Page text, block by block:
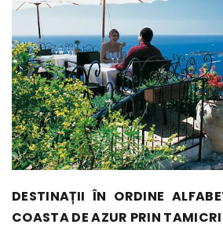
DESTINAȚII ÎN ORDINE
COASTA DE AZUR PRIN